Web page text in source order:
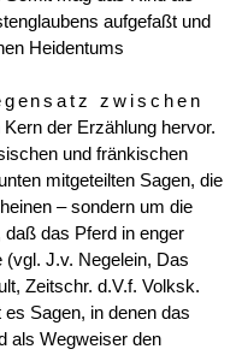
aufgefaßt und
Heidentums
zwischen
der Erzählung hervor.
und fränkischen
mitgeteilten Sagen, die
– sondern um die
das Pferd in enger
J.v. Negelein, Das
Zeitschr. d.V.f. Volksk.
es Sagen, in denen das
als Wegweiser den